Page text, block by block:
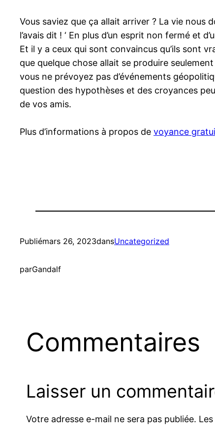
Vous saviez que ça allait arriver ? La vie nous
l’avais dit ! ‘ En plus d’un esprit non fermé et
Et il y a ceux qui sont convaincus qu’ils sont
que quelque chose allait se produire
vous ne prévoyez pas d’événements
question des hypothèses et des croyances
de vos amis.
Plus d’informations à propos de voyance
Publiémars 26, 2023dansUncategorized
parGandalf
Commentaires
Laisser un
Votre adresse e-mail ne sera pas publiée.